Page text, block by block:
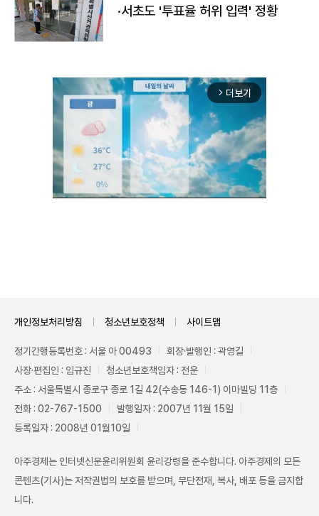
·서초도 '투표율 허위 입력' 정황
arrow_forward_ios 더보기
개인정보처리방침 청소년보호정책 사이트맵
정기간행등록번호 : 서울 아 00493
회장·발행인 : 곽영길
사장·편집인 : 임규진
청소년보호책임자 : 전운
주소 : 서울특별시 종로구 종로 1길 42(수송동 146-1) 이마빌딩 11층
전화 : 02-767-1500
발행일자 : 2007년 11월 15일
등록일자 : 2008년 01월10일
아주경제는 인터넷신문윤리위원회 윤리강령을 준수합니다. 아주경제의 모든
콘텐츠(기사)는 저작권법의 보호를 받으며, 무단전재, 복사, 배포 등을 금지합
니다.